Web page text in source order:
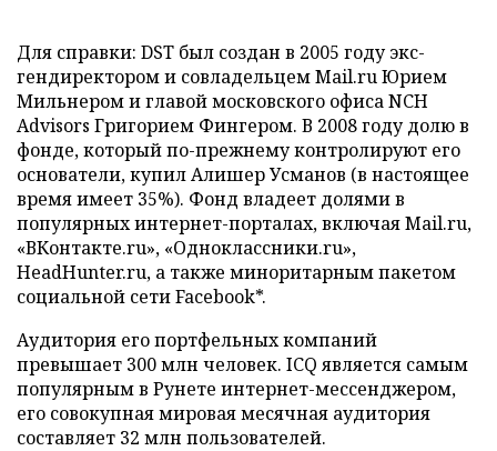
Для справки: DST был создан в 2005 году экс-
гендиректором и совладельцем Mail.ru Юрием
Мильнером и главой московского офиса NCH
Advisors Григорием Фингером. В 2008 году долю в
фонде, который по-прежнему контролируют его
основатели, купил Алишер Усманов (в настоящее
время имеет 35%). Фонд владеет долями в
популярных интернет-порталах, включая Mail.ru,
«ВКонтакте.ru», «Одноклассники.ru»,
HeadHunter.ru, а также миноритарным пакетом
социальной сети Facebook*.
Аудитория его портфельных компаний
превышает 300 млн человек. ICQ является самым
популярным в Рунете интернет-мессенджером,
его совокупная мировая месячная аудитория
составляет 32 млн пользователей.